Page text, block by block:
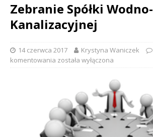
Zebranie Spółki Wodno-
Kanalizacyjnej
14 czerwca 2017 Krystyna Waniczek
komentowania została wyłączona